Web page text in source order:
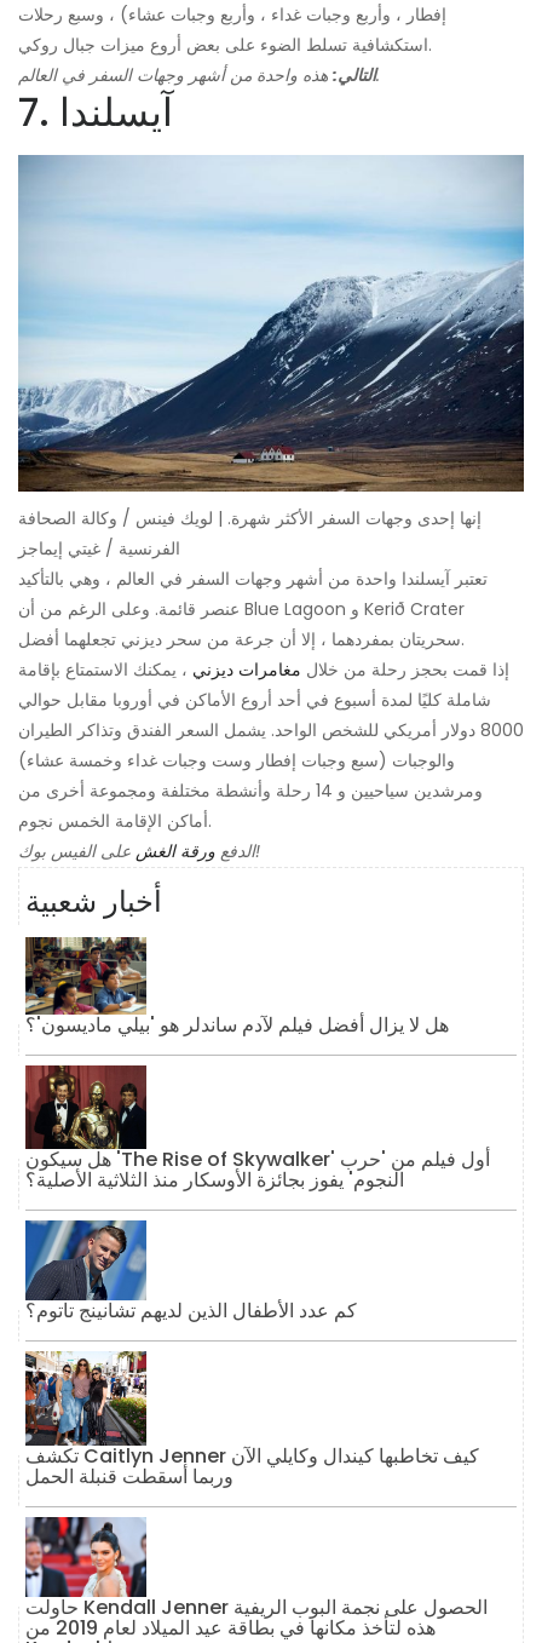
إفطار ، وأربع وجبات غداء ، وأربع وجبات عشاء) ، وسبع رحلات
استكشافية تسلط الضوء على بعض أروع ميزات جبال روكي.
التالي:هذه واحدة من أشهر وجهات السفر في العالم.
7. آيسلندا
إنها إحدى وجهات السفر الأكثر شهرة. | لويك فينس / وكالة الصحافة
الفرنسية / غيتي إيماجز
تعتبر آيسلندا واحدة من أشهر وجهات السفر في العالم ، وهي بالتأكيد
عنصر قائمة. وعلى الرغم من أن Blue Lagoon و Kerið Crater
سحريتان بمفردهما ، إلا أن جرعة من سحر ديزني تجعلهما أفضل.
إذا قمت بحجز رحلة من خلال مغامرات ديزني ، يمكنك الاستمتاع بإقامة
شاملة كليًا لمدة أسبوع في أحد أروع الأماكن في أوروبا مقابل حوالي
8000 دولار أمريكي للشخص الواحد. يشمل السعر الفندق وتذاكر الطيران
والوجبات (سبع وجبات إفطار وست وجبات غداء وخمسة عشاء)
ومرشدين سياحيين و 14 رحلة وأنشطة مختلفة ومجموعة أخرى من
أماكن الإقامة الخمس نجوم.
الدفع ورقة الغش على الفيس بوك!
أخبار شعبية
هل لا يزال أفضل فيلم لآدم ساندلر هو 'بيلي ماديسون'؟
هل سيكون 'The Rise of Skywalker' أول فيلم من 'حرب
النجوم' يفوز بجائزة الأوسكار منذ الثلاثية الأصلية؟
كم عدد الأطفال الذين لديهم تشانينج تاتوم؟
تكشف Caitlyn Jenner كيف تخاطبها كيندال وكايلي الآن
وربما أسقطت قنبلة الحمل
حاولت Kendall Jenner الحصول على نجمة البوب ​​الريفية
هذه لتأخذ مكانها في بطاقة عيد الميلاد لعام 2019 من